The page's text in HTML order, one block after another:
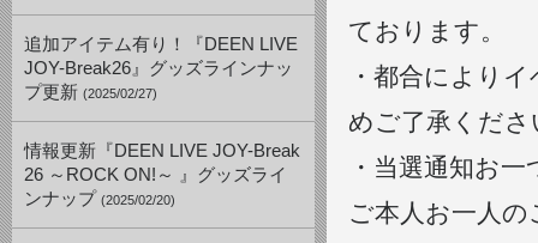
追加アイテム有り！『DEEN LIVE
JOY-Break26』グッズラインナッ
プ更新 (2025/02/27)
情報更新『DEEN LIVE JOY-Break
26 ～ROCK ON!～ 』グッズライ
ンナップ (2025/02/20)
ております。
・都合により
めご了承くださ
・当選通知お
ご本人お一人